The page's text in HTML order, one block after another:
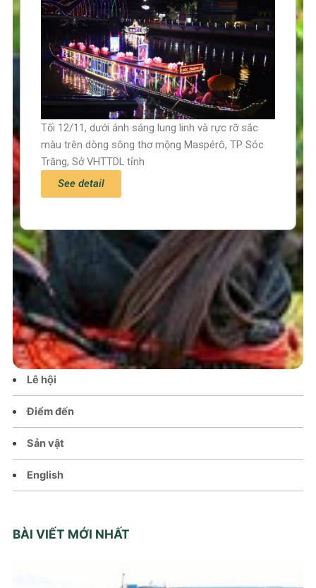
Trang chủ
Tin tức – Sự kiện
Chính sách
Văn hoá – Đời sống
Lễ hội
Điểm đến
Sản vật
English
BÀI VIẾT MỚI NHẤT
Tối 12/11, dưới ánh sáng lung linh và rực rỡ sắc
màu trên dòng sông thơ mộng Maspérô, TP Sóc
Trăng, Sở VHTTDL tỉnh
See detail